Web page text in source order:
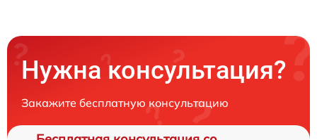
Нужна консультация?
Закажите бесплатную консультацию